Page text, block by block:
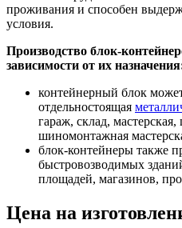
проживания и способен
условия.
Производство блок-
зависимости от их
контейнерный блок
отдельностоящая
гараж, склад,
шиномонтажная
блок-контейнеры также
быстровозводимых
площадей, магазинов,
Цена на